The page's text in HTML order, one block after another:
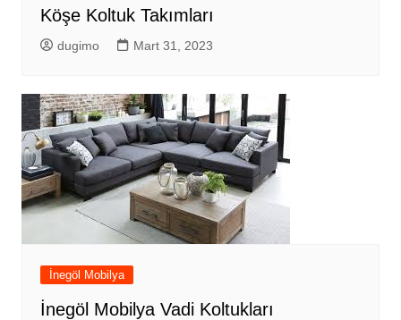
Köşe Koltuk Takımları
dugimo Mart 31, 2023
İnegöl Mobilya
İnegöl Mobilya Vadi Koltukları